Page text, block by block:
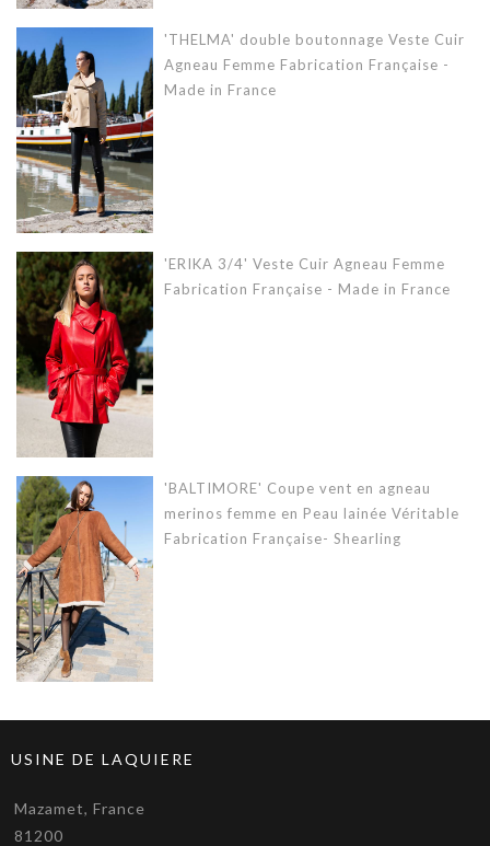
'THELMA' double boutonnage Veste Cuir
Agneau Femme Fabrication Française -
Made in France
'ERIKA 3/4' Veste Cuir Agneau Femme
Fabrication Française - Made in France
'BALTIMORE' Coupe vent en agneau
merinos femme en Peau lainée Véritable
Fabrication Française- Shearling
USINE DE LAQUIERE
Mazamet, France
81200